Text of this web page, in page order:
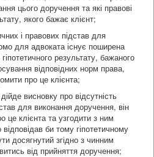
цього доручення та які правові
якого бажає клієнт;
і правових підстав для
для адвоката існує поширена
результату, бажаного
відповідних норм права,
про це клієнта;
висновку про відсутність
для виконання доручення, він
це клієнта та узгодити з ним
би тому гіпотетичному
досягнутий згідно з чинним
від прийняття доручення;